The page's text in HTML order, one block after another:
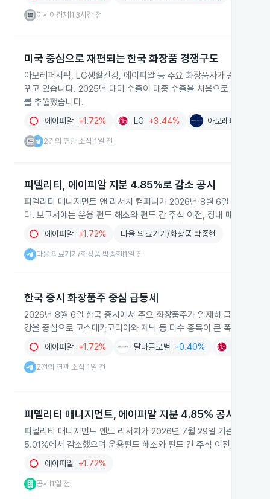
아시아경제 |13시간 전
미국 중심으로 재편되는 한국 화장품 경쟁구도
아모레퍼시픽, LG생활건강, 에이피알 등 주요 화장품사가 중국 대신
뀌고 있습니다. 2025년 대미 수출이 대중 수출을 처음으로 앞섰고
를 추월했습니다.
에이피알 +1.72% LG +3.44% 아모레퍼시픽
2건의 연관 소식 1일 전
피델리티, 에이피알 지분 4.85%로 감소 공시
피델리티 매니지먼트 앤 리서치 컴퍼니가 2026년 8월 6일 에이피알
다. 보고서에는 운용 펀드 해소와 펀드 간 주식 이전, 장내 매도·매수
에이피알 +1.72% 다올 의료기기/화장품 박종현
다올 의료기기/화장품 박종현 |1일 전
한국 증시 화장품주 중심 급등세
2026년 8월 6일 한국 증시에서 주요 화장품주가 일제히 급등하며 업
강을 중심으로 코스메카코리아와 제닉 등 다수 종목이 큰 폭으로 올랐
에이피알 +1.72% 달바글로벌 -0.40%
2건의 연관 소식 1일 전
피델리티 매니지먼트, 에이피알 지분 4.85% 공시
피델리티 매니지먼트 앤드 리서치가 2026년 7월 29일 기준 에이피
5.01%에서 감소했으며 운용펀드 해소와 펀드 간 주식 이전, 장내 매
에이피알 +1.72%
공시 |1일 전